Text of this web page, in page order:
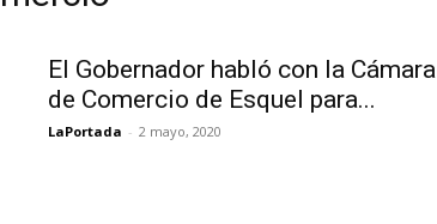
El Gobernador habló con la Cámara
de Comercio de Esquel para...
LaPortada - 2 mayo, 2020